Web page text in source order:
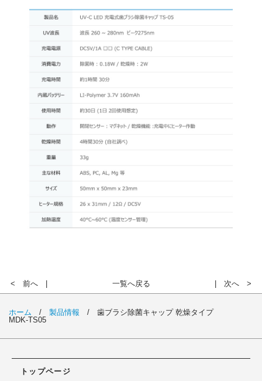
< 前へ 一覧へ戻る 次へ >
ホーム / 製品情報 / 歯ブラシ除菌キャップ 乾燥タイプ
MDK-TS05
トップページ